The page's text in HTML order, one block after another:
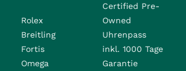
Rolex
Breitling
Fortis
Omega
Certified Pre-
Owned
Uhrenpass
inkl. 1000 Tage
Garantie